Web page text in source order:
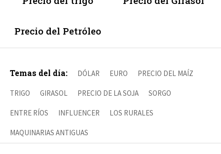
Precio del Petróleo
Temas del día: DÓLAR EURO PRECIO DEL MAÍZ
TRIGO GIRASOL PRECIO DE LA SOJA SORGO
ENTRE RÍOS INFLUENCER LOS RURALES
MAQUINARIAS ANTIGUAS